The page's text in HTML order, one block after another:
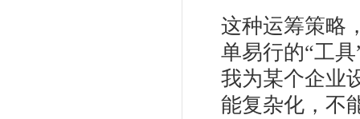
这种运筹策略
单易行的“工
我为某个企业
能复杂化，不